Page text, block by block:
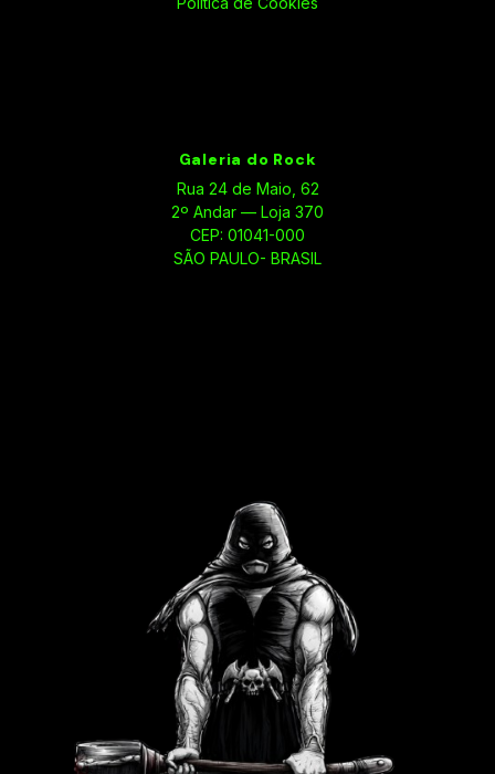
Galeria do Rock
Rua 24 de Maio, 62
2º Andar — Loja 370
CEP: 01041-000
SÃO PAULO- BRASIL